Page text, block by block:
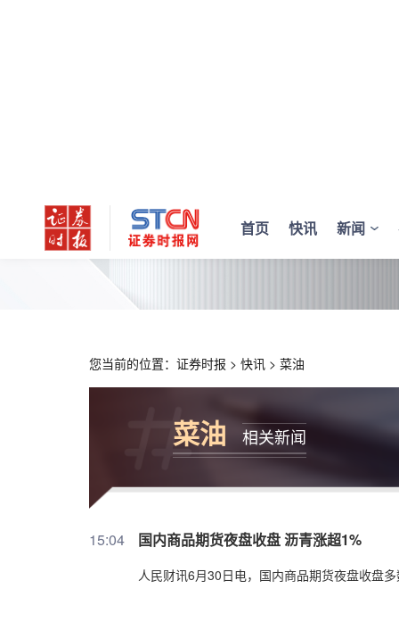
首页 快讯 新闻
您当前的位置： 证券时报 > 快讯 > 菜油
菜油 相关新闻
15:04 国内商品期货夜盘收盘 沥青涨超1%
人民财讯6月30日电，国内商品期货夜盘收盘